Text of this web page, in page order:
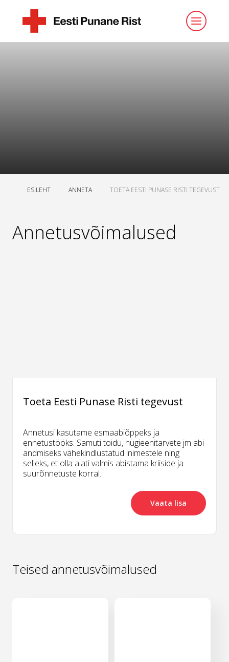
ESILEHT ANNETA TOETA EESTI PUNASE RISTI TEGEVUST
Annetusvõimalused
Toeta Eesti Punase Risti tegevust
Annetusi kasutame esmaabiõppeks ja
ennetustööks. Samuti toidu, hügieenitarvete jm abi
andmiseks vähekindlustatud inimestele ning
selleks, et olla alati valmis abistama kriiside ja
suurõnnetuste korral.
Vaata lisa
Teised annetusvõimalused